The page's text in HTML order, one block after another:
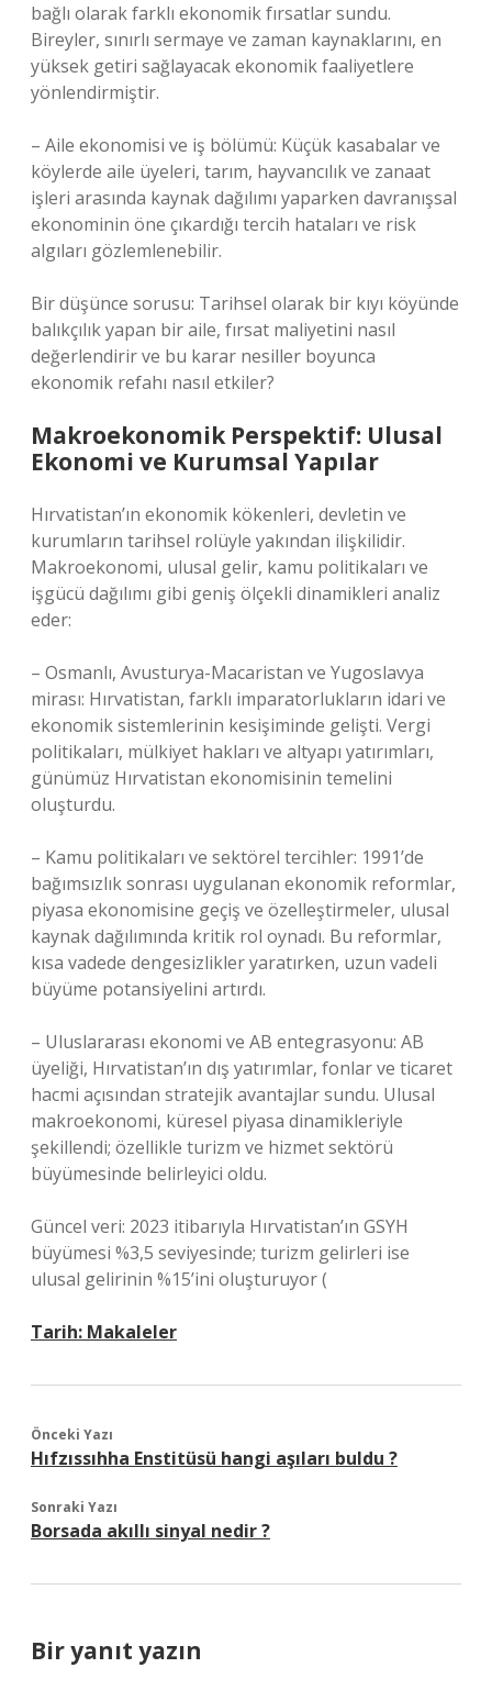
bağlı olarak farklı ekonomik fırsatlar sundu.
Bireyler, sınırlı sermaye ve zaman kaynaklarını, en
yüksek getiri sağlayacak ekonomik faaliyetlere
yönlendirmiştir.
– Aile ekonomisi ve iş bölümü: Küçük kasabalar ve
köylerde aile üyeleri, tarım, hayvancılık ve zanaat
işleri arasında kaynak dağılımı yaparken davranışsal
ekonominin öne çıkardığı tercih hataları ve risk
algıları gözlemlenebilir.
Bir düşünce sorusu: Tarihsel olarak bir kıyı köyünde
balıkçılık yapan bir aile, fırsat maliyetini nasıl
değerlendirir ve bu karar nesiller boyunca
ekonomik refahı nasıl etkiler?
Makroekonomik Perspektif: Ulusal
Ekonomi ve Kurumsal Yapılar
Hırvatistan’ın ekonomik kökenleri, devletin ve
kurumların tarihsel rolüyle yakından ilişkilidir.
Makroekonomi, ulusal gelir, kamu politikaları ve
işgücü dağılımı gibi geniş ölçekli dinamikleri analiz
eder:
– Osmanlı, Avusturya-Macaristan ve Yugoslavya
mirası: Hırvatistan, farklı imparatorlukların idari ve
ekonomik sistemlerinin kesişiminde gelişti. Vergi
politikaları, mülkiyet hakları ve altyapı yatırımları,
günümüz Hırvatistan ekonomisinin temelini
oluşturdu.
– Kamu politikaları ve sektörel tercihler: 1991’de
bağımsızlık sonrası uygulanan ekonomik reformlar,
piyasa ekonomisine geçiş ve özelleştirmeler, ulusal
kaynak dağılımında kritik rol oynadı. Bu reformlar,
kısa vadede dengesizlikleryaratırken, uzun vadeli
büyüme potansiyelini artırdı.
– Uluslararası ekonomi ve AB entegrasyonu: AB
üyeliği, Hırvatistan’ın dış yatırımlar, fonlar ve ticaret
hacmi açısından stratejik avantajlar sundu. Ulusal
makroekonomi, küresel piyasa dinamikleriyle
şekillendi; özellikle turizm ve hizmet sektörü
büyümesinde belirleyici oldu.
Güncel veri: 2023 itibarıyla Hırvatistan’ın GSYH
büyümesi %3,5 seviyesinde; turizm gelirleri ise
ulusal gelirinin %15’ini oluşturuyor (
Tarih: Makaleler
Önceki Yazı
Hıfzıssıhha Enstitüsü hangi aşıları buldu ?
Sonraki Yazı
Borsada akıllı sinyal nedir ?
Bir yanıt yazın